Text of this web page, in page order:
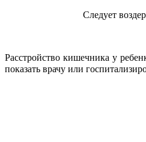
Следует
Расстройство кишечника у
показать врачу или